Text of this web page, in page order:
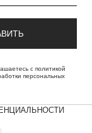
с политикой
персональных